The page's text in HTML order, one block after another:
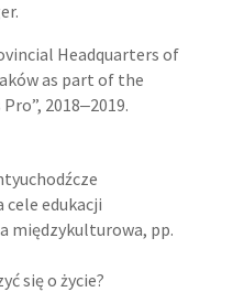
Headquarters of
as part of the
2018‒2019.
cele edukacji
międzykulturowa, pp.
się o życie?